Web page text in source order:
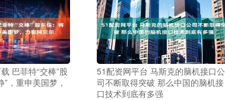
巴菲特“交棒”股
，重申美国梦，
51配资网平台 马斯克的脑机接口公
司不断取得突破 那么中国的脑机接
口技术到底有多强